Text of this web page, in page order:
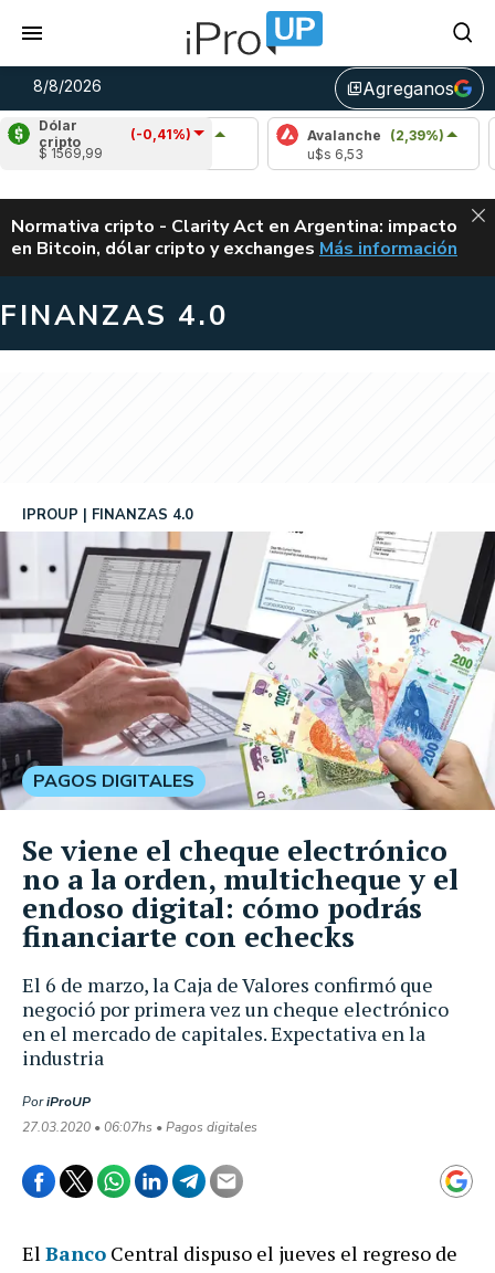
8/8/2026 library_addAgreganos
Dólar
cripto
(-0,41%)
$ 1569,99
Cardano
(0,76%)
u$s 0,20
Avalanche (2,39%)
ALERTA
Normativa cripto - Clarity Act en Argentina: impacto
en Bitcoin, dólar cripto y exchanges CLARITY ACT EN
Más información
FINANZAS 4.0
El 6 de marzo, la Caja de Valores confirmó que
negoció por primera vez un cheque electrónico
en el mercado de capitales. Expectativa en la
industria
IPROUP FINANZAS 4.0
PoriProUP
27.03.2020 • 06:07hs • Pagos digitales
PAGOS DIGITALES
Se viene el cheque electrónico
no a la orden, multicheque y el
endoso digital: cómo podrás
financiarte con echecks
El Banco Central dispuso el jueves el regreso de